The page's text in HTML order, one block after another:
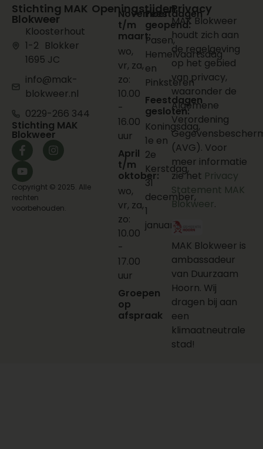
Stichting MAK
Blokweer
Kloosterhout
1-2 Blokker
1695 JC
info@mak-
blokweer.nl
0229-266 344
Stichting MAK
Blokweer
Copyright © 2025. Alle
rechten
voorbehouden.
Openingstijden
November
t/m
maart:
wo,
vr, za,
zo:
10.00
-
16.00
uur
April
t/m
oktober:
wo,
vr, za,
zo:
10.00
-
17.00
uur
Groepen
op
afspraak
Feestdagen
geopend:
Pasen,
Hemelvaartsdag
en
Pinksteren
Feestdagen
gesloten:
Koningsdag,
1e en
2e
Kerstdag,
31
december,
1
januari
Privacy
MAK Blokweer
houdt zich aan
de regelgeving
op het gebied
van privacy,
waaronder de
Algemene
Verordening
(AVG). Voor
meer informatie
zie het Privacy
Statement MAK
Blokweer.
MAK Blokweer is
ambassadeur
van Duurzaam
Hoorn. Wij
dragen bij aan
een
klimaatneutrale
stad!